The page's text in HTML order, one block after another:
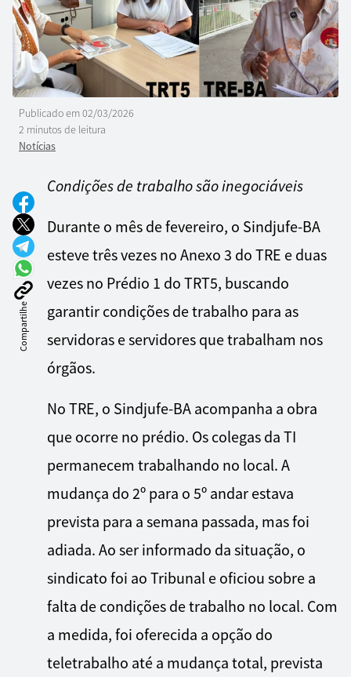
Publicado em02/03/2026
2 minutos de leitura
Notícias
Compartilhe
Condições de trabalho são inegociáveis
Durante o mês de fevereiro, o Sindjufe-BA
esteve três vezes no Anexo 3 do TRE e duas
vezes no Prédio 1 do TRT5, buscando
garantir condições de trabalho para as
servidoras e servidores que trabalham nos
órgãos.
No TRE, o Sindjufe-BA acompanha a obra
que ocorre no prédio. Os colegas da TI
permanecem trabalhando no local. A
mudança do 2º para o 5º andar estava
prevista para a semana passada, mas foi
adiada. Ao ser informado da situação, o
sindicato foi ao Tribunal e oficiou sobre a
falta de condições de trabalho no local. Com
a medida, foi oferecida a opção do
teletrabalho até a mudança total, prevista